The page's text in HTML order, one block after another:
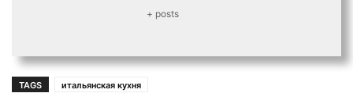
+ posts
TAGS итальянская кухня